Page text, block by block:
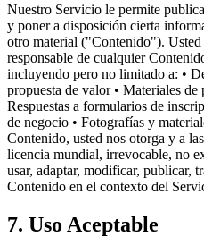
Nuestro Servicio le permite
y poner a disposición cierta
otro material ("Contenido"). Usted
responsable de cualquier
incluyendo pero no limitado a: •
propuesta de valor • Materiales de
Respuestas a formularios de
de negocio • Fotografías y
Contenido, usted nos otorga y a
licencia mundial, irrevocable, no
usar, adaptar, modificar, publicar,
Contenido en el contexto del
7. Uso Aceptable